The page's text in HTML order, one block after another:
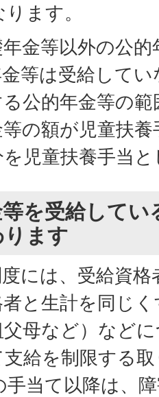
ます。
金等以外の公
等は受給して
公的年金等の
の額が児童扶
児童扶養手当
を受給して
ます
には、受給資
と生計を同じ
母など）など
給を制限する
当て以降は、